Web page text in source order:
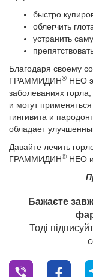
быстро
облегчить
устранить
Благодаря своему
ГРАММИДИН® НЕО
заболеваниях
и могут
гингивита и
обладает
Давайте лечить
ГРАММИДИН® НЕО
Бажаєте
Тоді